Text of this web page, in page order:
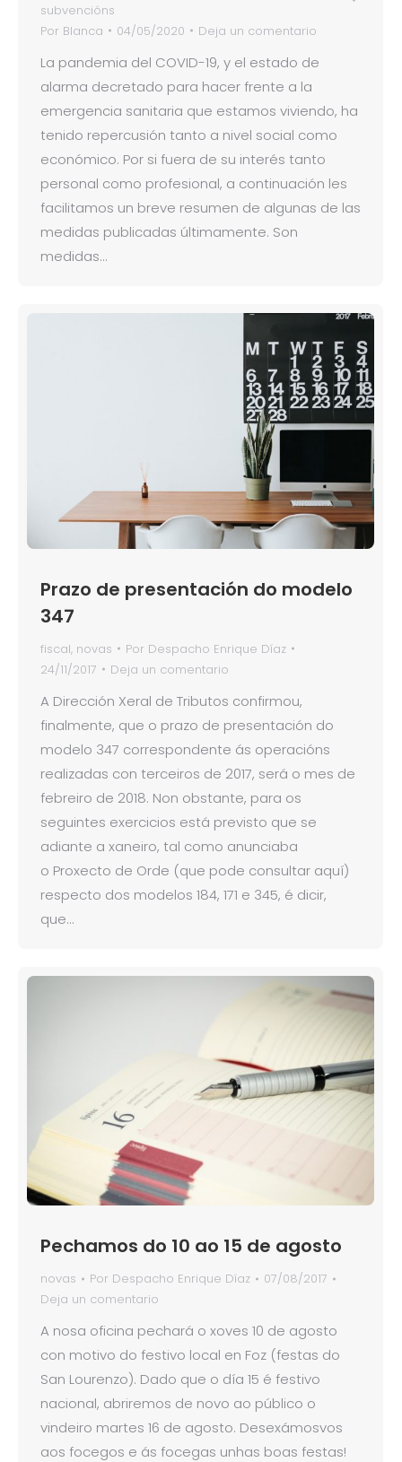
subvencións
Por Blanca 04/05/2020 Deja un comentario
La pandemia del COVID-19, y el estado de
alarma decretado para hacer frente a la
emergencia sanitaria que estamos viviendo, ha
tenido repercusión tanto a nivel social como
económico. Por si fuera de su interés tanto
personal como profesional, a continuación les
facilitamos un breve resumen de algunas de las
medidas publicadas últimamente. Son
medidas…
Prazo de presentación do modelo
347
fiscal, novas Por Despacho Enrique Díaz
24/11/2017
Deja un comentario
A Dirección Xeral de Tributos confirmou,
finalmente, que o prazo de presentación do
modelo 347 correspondente ás operacións
realizadas con terceiros de 2017, será o mes de
febreiro de 2018. Non obstante, para os
seguintes exercicios está previsto que se
adiante a xaneiro, tal como anunciaba
o Proxecto de Orde (que pode consultar aquí)
respecto dos modelos 184, 171 e 345, é dicir,
que…
Pechamos do 10 ao 15 de agosto
novas Por Despacho Enrique Díaz
07/08/2017
Deja un comentario
A nosa oficina pechará o xoves 10 de agosto
con motivo do festivo local en Foz (festas do
San Lourenzo). Dado que o día 15 é festivo
nacional, abriremos de novo ao público o
vindeiro martes 16 de agosto. Desexámosvos
aos focegos e ás focegas unhas boas festas!